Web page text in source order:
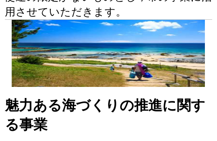
用させていただきます。
魅力ある海づくりの推進に関す
る事業